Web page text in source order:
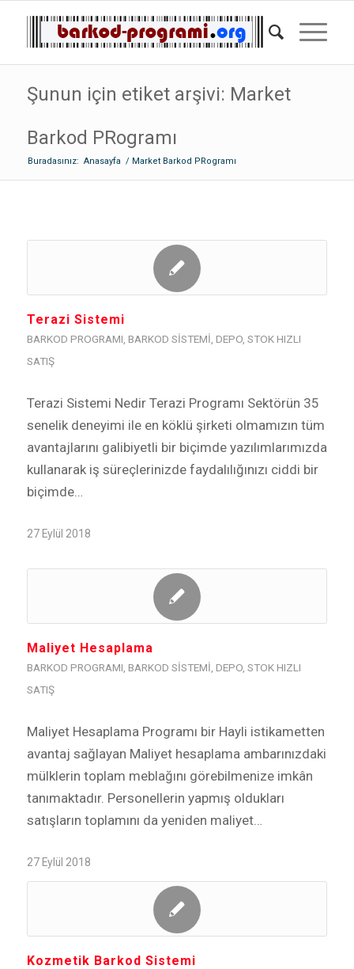
Şunun için etiket arşivi: Market
Barkod PRogramı
Buradasınız: Anasayfa / Market Barkod PRogramı
Terazi Sistemi
BARKOD PROGRAMI BARKOD SISTEMI DEPO, STOK HIZLI
SATIŞ
Terazi Sistemi Nedir Terazi Programı Sektörün 35
senelik deneyimi ile en köklü şirketi olmamızın tüm
avantajlarını galibiyetli bir biçimde yazılımlarımızda
kullanarak iş süreçlerinizde faydalılığınızı ciddi bir
biçimde…
27 Eylül 2018
Maliyet Hesaplama
BARKOD PROGRAMI BARKOD SISTEMI DEPO, STOK HIZLI
SATIŞ
Maliyet Hesaplama Programı bir Hayli istikametten
avantaj sağlayan Maliyet hesaplama ambarınızdaki
mülklerin toplam meblağını görebilmenize imkân
tanımaktadır. Personellerin yapmış oldukları
satışların toplamını da yeniden maliyet…
27 Eylül 2018
Kozmetik Barkod Sistemi